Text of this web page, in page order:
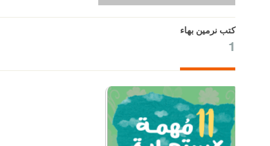
كتب نرمين بهاء
1